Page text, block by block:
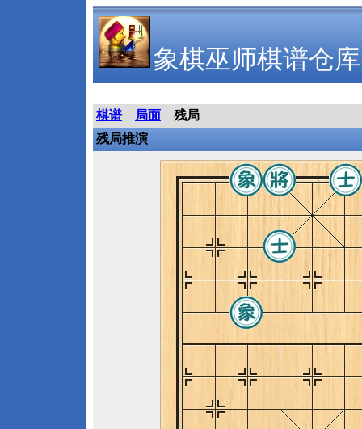
象棋巫师棋谱仓库
棋谱 局面
残局
残局推演